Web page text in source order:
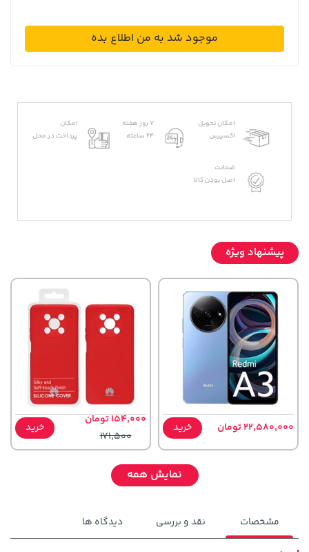
موجود شد به من اطلاع بده
امکان تحویل
اکسپرس
7 روز هفته
24 ساعته
امکان
پرداخت در محل
ضمانت
اصل بودن کالا
پیشنهاد ویژه
22,580,000 تومان خرید
154,000 تومان
171,500
خرید
نمایش همه
مشخصات نقد و بررسی دیدگاه ها